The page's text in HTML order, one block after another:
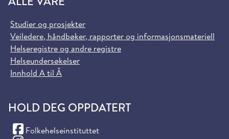
Studier og prosjekter
Veiledere, håndbøker, rapporter og informasjonsmateriell
Helseregistre og andre registre
Helseundersøkelser
Innhold A til Å
HOLD DEG OPPDATERT
Folkehelseinstituttet
(Facebook)